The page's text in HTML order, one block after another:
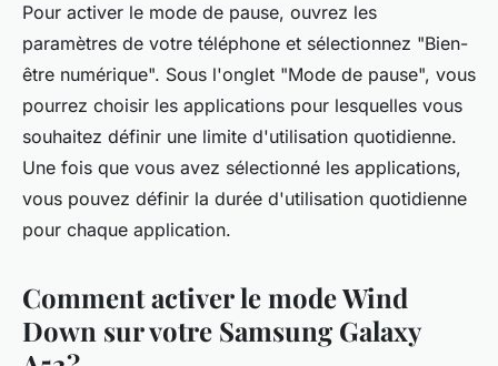
Pour activer le mode de pause, ouvrez les
paramètres de votre téléphone et sélectionnez "Bien-
être numérique". Sous l'onglet "Mode de pause", vous
pourrez choisir les applications pour lesquelles vous
souhaitez définir une limite d'utilisation quotidienne.
Une fois que vous avez sélectionné les applications,
vous pouvez définir la durée d'utilisation quotidienne
pour chaque application.
Comment activer le mode Wind
Down sur votre Samsung Galaxy